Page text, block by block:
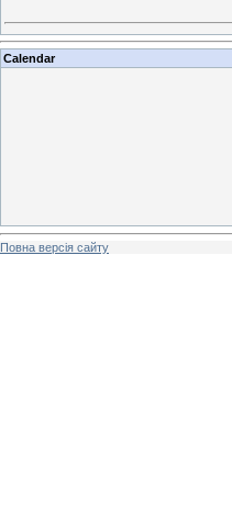
Calendar
Повна версія сайту